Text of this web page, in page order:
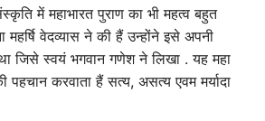
में महाभारत पुराण का भी महत्व बहुत
वेदव्यास ने की हैं उन्होंने इसे अपनी
जिसे स्वयं भगवान गणेश ने लिखा . यह महा
करवाता हैं सत्य, असत्य एवम मर्यादा